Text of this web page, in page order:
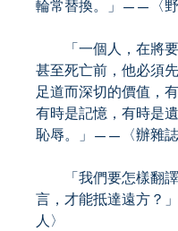
輪常替換。」——〈野
「一個人，在將要
甚至死亡前，他必須
足道而深切的價值，
有時是記憶，有時是
恥辱。」——〈辦雜誌
「我們要怎樣翻譯
言，才能抵達遠方？
人〉